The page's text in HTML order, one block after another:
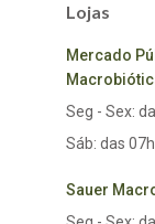
Lojas
Mercado
Seg - Sex:
Sáb: das
Sauer